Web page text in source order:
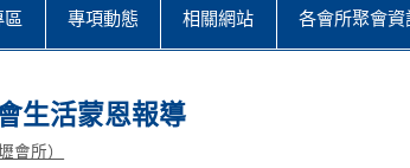
區 專項動態 相關網站 各會所聚會資
生活蒙恩報導
會所）